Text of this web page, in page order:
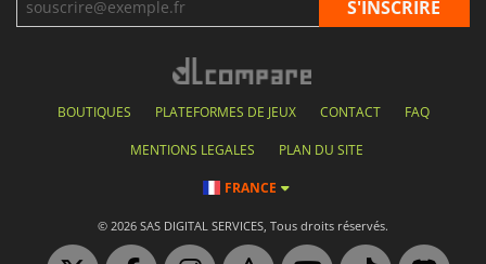
BOUTIQUES PLATEFORMES DE JEUX CONTACT FAQ
MENTIONS LEGALES PLAN DU SITE
FRANCE
© 2026 SAS DIGITAL SERVICES, Tous droits réservés.